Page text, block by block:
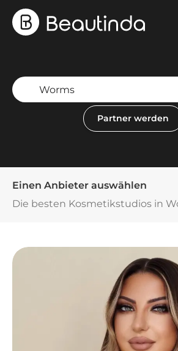
Partner werden
Einen Anbieter auswählen
Die besten Kosmetikstudios in